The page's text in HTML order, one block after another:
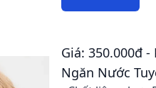
Giá: 350.000đ
Ngăn Nước